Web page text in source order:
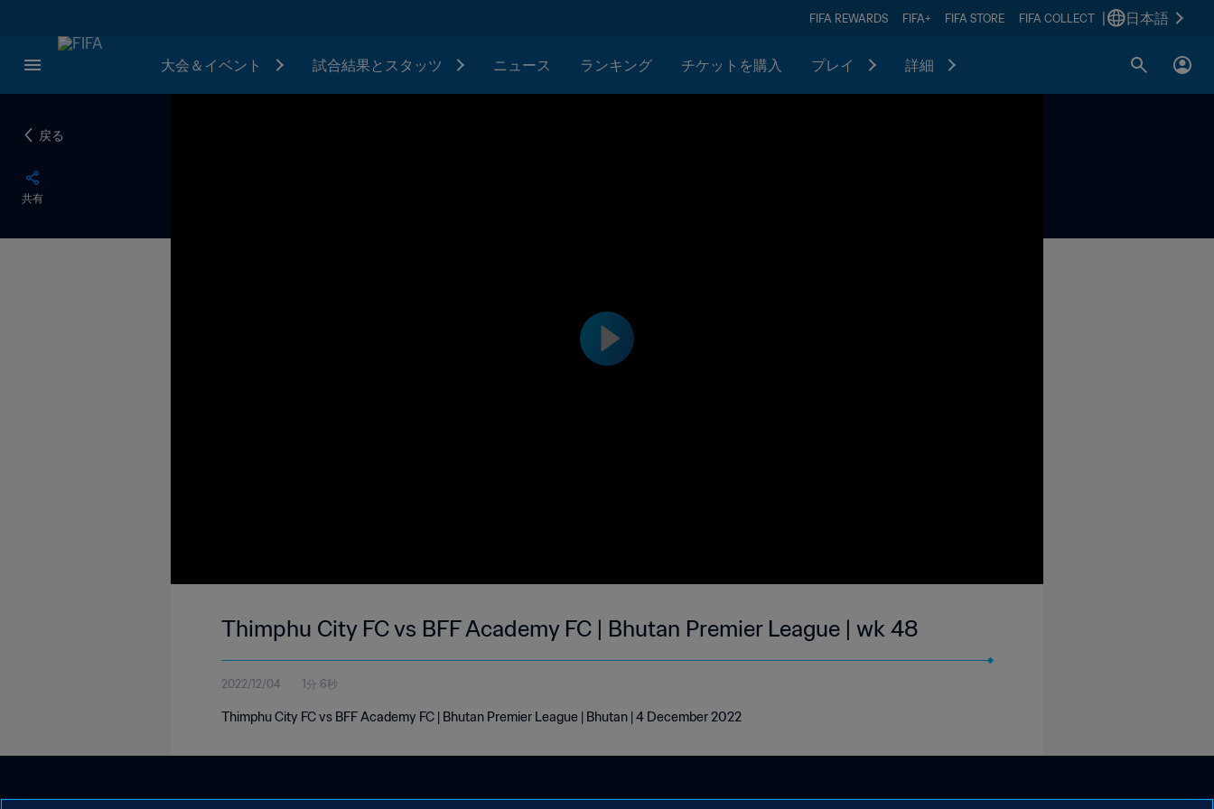
FIFA REWARDS FIFA+ FIFA STORE FIFA COLLECT 日本語
大会＆イベント 試合結果とスタッツ ニュース ランキング チケットを購入 プレイ 詳細
戻る
共有
Thimphu City FC vs BFF Academy FC | Bhutan Premier League | wk 48
2022/12/04 1分 6秒
Thimphu City FC vs BFF Academy FC | Bhutan Premier League | Bhutan | 4 December 2022